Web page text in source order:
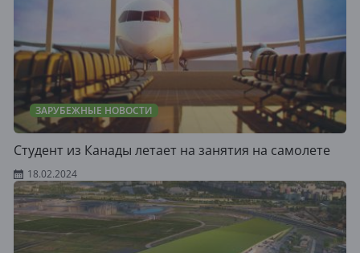
ЗАРУБЕЖНЫЕ НОВОСТИ
Студент из Канады летает на занятия на самолете
18.02.2024